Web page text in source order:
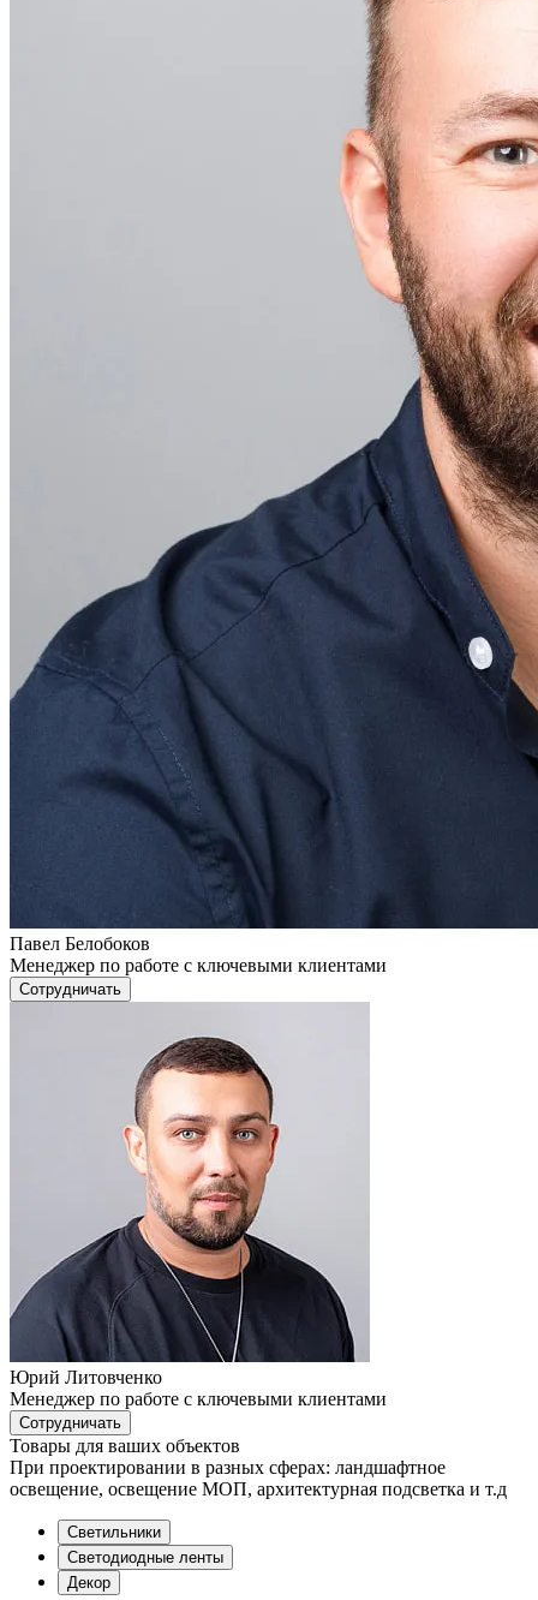
Павел Белобоков
Менеджер по работе с ключевыми клиентами
Сотрудничать
Юрий Литовченко
Менеджер по работе с ключевыми клиентами
Сотрудничать
Товары для ваших объектов
При проектировании в разных сферах: ландшафтное
освещение, освещение МОП, архитектурная подсветка и т.д
Светильники
Светодиодные ленты
Декор